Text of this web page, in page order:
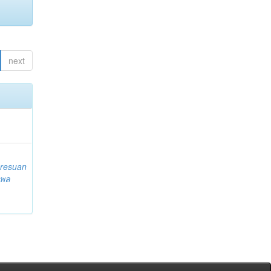
next
ล